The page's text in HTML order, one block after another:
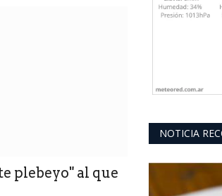
plebeyo" al que
NOTICIA